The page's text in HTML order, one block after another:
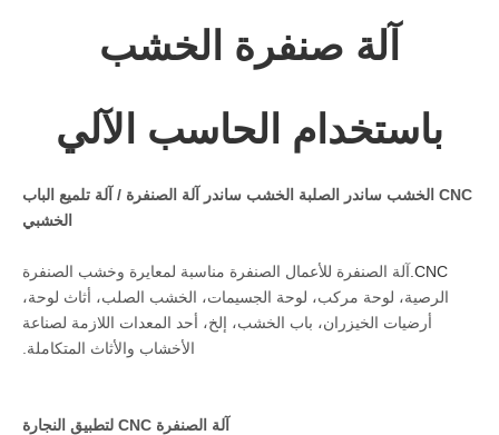
آلة صنفرة الخشب
باستخدام الحاسب الآلي
CNC الخشب ساندر الصلبة الخشب ساندر آلة الصنفرة / آلة تلميع الباب
الخشبي
CNC. آلة الصنفرة للأعمال الصنفرة مناسبة لمعايرة وخشب الصنفرة
الرصية، لوحة مركب، لوحة الجسيمات، الخشب الصلب، أثاث لوحة،
أرضيات الخيزران، باب الخشب، إلخ، أحد المعدات اللازمة لصناعة
الأخشاب والأثاث المتكاملة.
آلة الصنفرة CNC لتطبيق النجارة